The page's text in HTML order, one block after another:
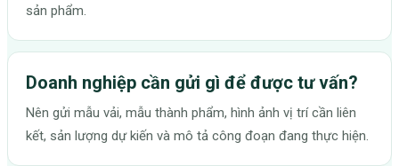
sản phẩm.
Doanh nghiệp cần gửi gì để được tư vấn?
Nên gửi mẫu vải, mẫu thành phẩm, hình ảnh vị trí cần liên
kết, sản lượng dự kiến và mô tả công đoạn đang thực hiện.